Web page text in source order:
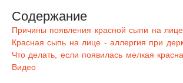
Содержание
Причины появления красной сыпи на лице
Красная сыпь на лице - аллергия при
Что делать, если появилась мелкая
Видео